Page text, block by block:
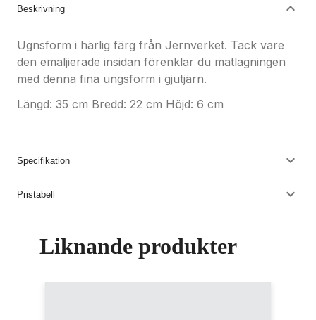
Beskrivning
Ugnsform i härlig färg från Jernverket. Tack vare
den emaljierade insidan förenklar du matlagningen
med denna fina ungsform i gjutjärn.
Längd: 35 cm Bredd: 22 cm Höjd: 6 cm
Specifikation
Pristabell
Liknande produkter